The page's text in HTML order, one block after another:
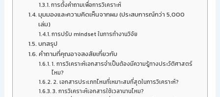
การตั้งคำถามเพื่อการวิเคราะห์
มุมมองและความคิดเห็นจากผม (ประสบการณ์กว่า 5,000
เล่ม)
การปรับ mindset ในการทำงานวิจัย
บทสรุป
คำถามที่คุณอาจสงสัยเกี่ยวกับ
1. การวิเคราะห์เอกสารจำเป็นต้องมีความรู้ทางประวัติศาสตร์
ไหม?
2. เอกสารประเภทไหนที่เหมาะสมที่สุดในการวิเคราะห์?
3. การวิเคราะห์เอกสารใช้เวลานานไหม?